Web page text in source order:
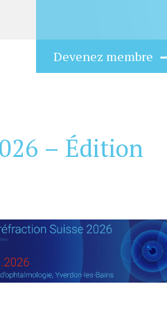
Devenez membre
– Édition